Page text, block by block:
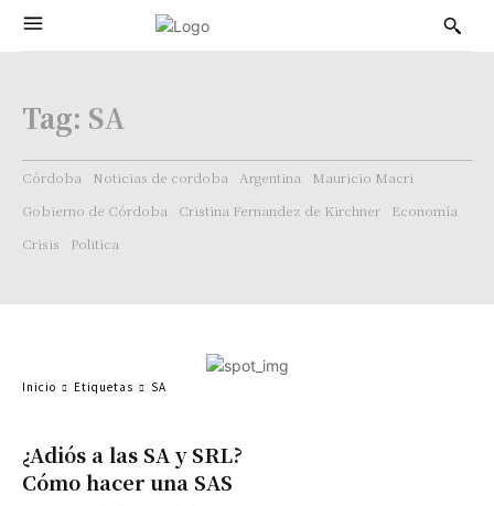
Tag: SA
Córdoba Noticias de cordoba Argentina
Mauricio Macri
Gobierno de Córdoba
Cristina Fernandez de Kirchner
Economía
Crisis
Politica
¿Adiós a las SA y SRL?
Cómo hacer una SAS
Inicio Etiquetas SA